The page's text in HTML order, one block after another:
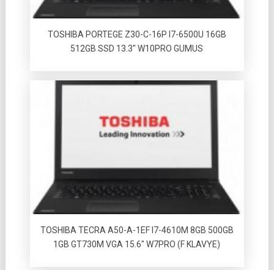
TOSHIBA PORTEGE Z30-C-16P I7-6500U 16GB
512GB SSD 13.3″ W10PRO GUMUS
TOSHIBA TECRA A50-A-1EF I7-4610M 8GB 500GB
1GB GT730M VGA 15.6″ W7PRO (F KLAVYE)